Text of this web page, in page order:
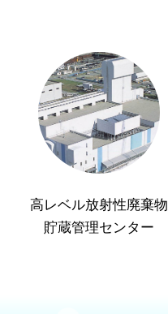
高レベル放射性廃棄物
貯蔵管理センター